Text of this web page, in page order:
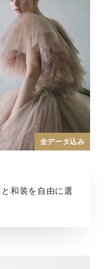
和装を自由に選
全データ込み